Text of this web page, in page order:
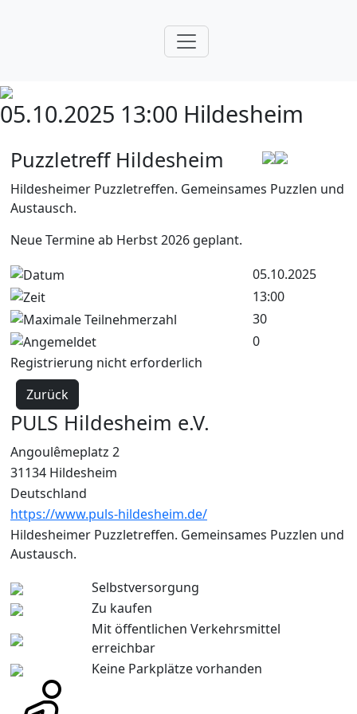
05.10.2025 13:00 Hildesheim
Puzzletreff Hildesheim
Hildesheimer Puzzletreffen. Gemeinsames Puzzlen und
Austausch.
Neue Termine ab Herbst 2026 geplant.
05.10.2025
13:00
30
0
Registrierung nicht erforderlich
Zurück
PULS Hildesheim e.V.
Angoulêmeplatz 2
31134 Hildesheim
Deutschland
https://www.puls-hildesheim.de/
Hildesheimer Puzzletreffen. Gemeinsames Puzzlen und
Austausch.
Selbstversorgung
Zu kaufen
Mit öffentlichen Verkehrsmittel
erreichbar
Keine Parkplätze vorhanden